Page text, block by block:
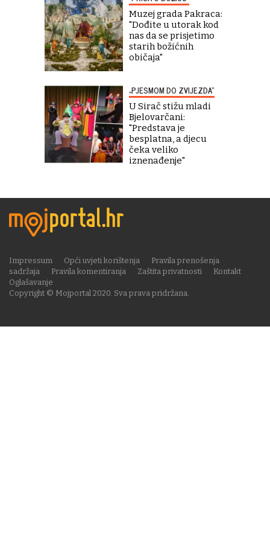
Muzej grada Pakraca:
"Dođite u utorak kod
nas da se prisjetimo
starih božićnih
običaja"
„PJESMOM DO ZVIJEZDA“
U Sirač stižu mladi
Bjelovarčani:
"Predstava je
besplatna, a djecu
čeka veliko
iznenađenje"
Copyright © Mojportal 2020. Sva prava pridržana.
Impressum Opći uvjeti korištenja
Pravila prenošenja
sadržaja
Pravila komentiranja Zaštita privatnosti
Kontakt
Oglašavanje